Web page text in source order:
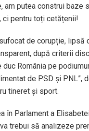
am putea construi
ci pentru toți cetățenii!
de corupție,
după criterii
România pe
de PSD și PNL”,
tineret și sport.
în Parlament a
trebui să analizeze